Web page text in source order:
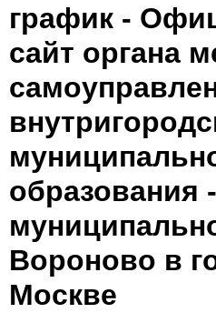
график -
сайт органа
образования -
Вороново в
Москве